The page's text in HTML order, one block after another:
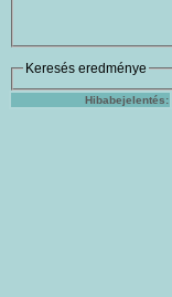
Keresés eredménye
Hibabejelentés: